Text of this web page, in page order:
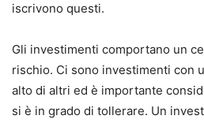
iscrivono questi.
Gli investimenti comportano un
rischio. Ci sono investimenti con
alto di altri ed è importante
si è in grado di tollerare. Un